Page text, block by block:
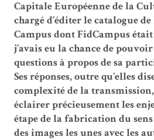
Capitale Européenne de la
chargé d’éditer le catalogue
Campus dont FidCampus
j’avais eu la chance de
questions à propos de sa
Ses réponses, outre qu’elles
complexité de la
éclairer précieusement les
étape de la fabrication du sens
des images les unes avec les